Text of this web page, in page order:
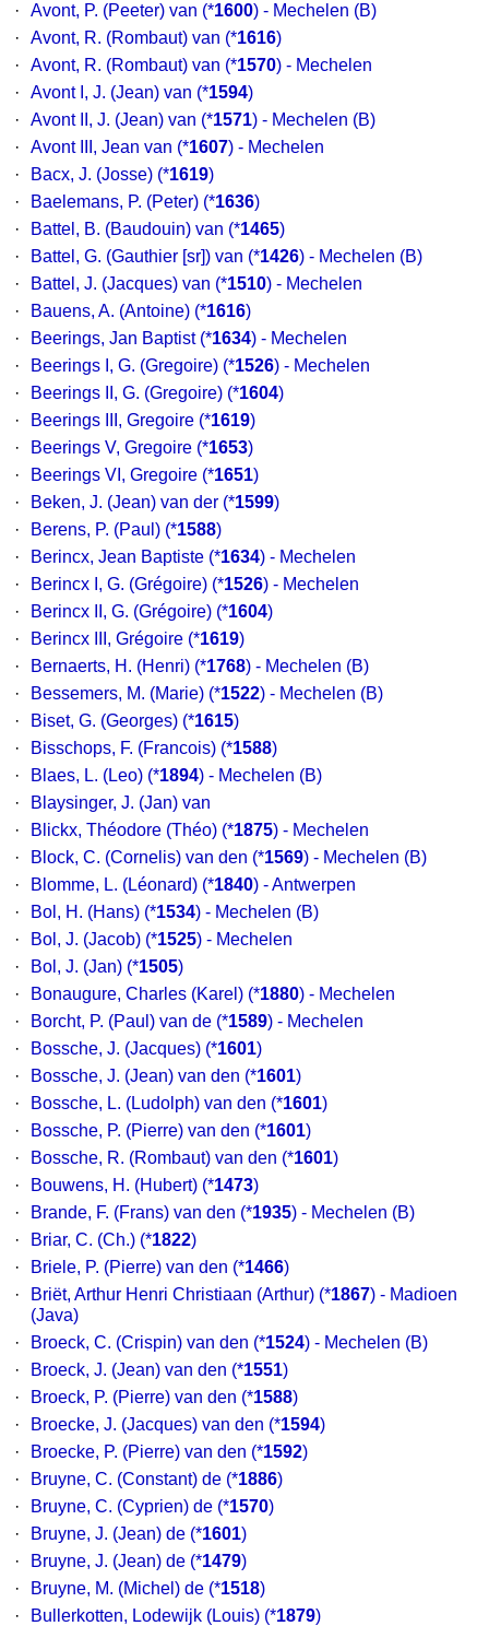
·
Avont, P. (Peeter) van (*1600) - Mechelen (B)
·
Avont, R. (Rombaut) van (*1616)
·
Avont, R. (Rombaut) van (*1570) - Mechelen
·
Avont I, J. (Jean) van (*1594)
·
Avont II, J. (Jean) van (*1571) - Mechelen (B)
·
Avont III, Jean van (*1607) - Mechelen
·
Bacx, J. (Josse) (*1619)
·
Baelemans, P. (Peter) (*1636)
·
Battel, B. (Baudouin) van (*1465)
·
Battel, G. (Gauthier [sr]) van (*1426) - Mechelen (B)
·
Battel, J. (Jacques) van (*1510) - Mechelen
·
Bauens, A. (Antoine) (*1616)
·
Beerings, Jan Baptist (*1634) - Mechelen
·
Beerings I, G. (Gregoire) (*1526) - Mechelen
·
Beerings II, G. (Gregoire) (*1604)
·
Beerings III, Gregoire (*1619)
·
Beerings V, Gregoire (*1653)
·
Beerings VI, Gregoire (*1651)
·
Beken, J. (Jean) van der (*1599)
·
Berens, P. (Paul) (*1588)
·
Berincx, Jean Baptiste (*1634) - Mechelen
·
Berincx I, G. (Grégoire) (*1526) - Mechelen
·
Berincx II, G. (Grégoire) (*1604)
·
Berincx III, Grégoire (*1619)
·
Bernaerts, H. (Henri) (*1768) - Mechelen (B)
·
Bessemers, M. (Marie) (*1522) - Mechelen (B)
·
Biset, G. (Georges) (*1615)
·
Bisschops, F. (Francois) (*1588)
·
Blaes, L. (Leo) (*1894) - Mechelen (B)
·
Blaysinger, J. (Jan) van
·
Blickx, Théodore (Théo) (*1875) - Mechelen
·
Block, C. (Cornelis) van den (*1569) - Mechelen (B)
·
Blomme, L. (Léonard) (*1840) - Antwerpen
·
Bol, H. (Hans) (*1534) - Mechelen (B)
·
Bol, J. (Jacob) (*1525) - Mechelen
·
Bol, J. (Jan) (*1505)
·
Bonaugure, Charles (Karel) (*1880) - Mechelen
·
Borcht, P. (Paul) van de (*1589) - Mechelen
·
Bossche, J. (Jacques) (*1601)
·
Bossche, J. (Jean) van den (*1601)
·
Bossche, L. (Ludolph) van den (*1601)
·
Bossche, P. (Pierre) van den (*1601)
·
Bossche, R. (Rombaut) van den (*1601)
·
Bouwens, H. (Hubert) (*1473)
·
Brande, F. (Frans) van den (*1935) - Mechelen (B)
·
Briar, C. (Ch.) (*1822)
·
Briele, P. (Pierre) van den (*1466)
·
Briët, Arthur Henri Christiaan (Arthur) (*1867) - Madioen
(Java)
·
Broeck, C. (Crispin) van den (*1524) - Mechelen (B)
·
Broeck, J. (Jean) van den (*1551)
·
Broeck, P. (Pierre) van den (*1588)
·
Broecke, J. (Jacques) van den (*1594)
·
Broecke, P. (Pierre) van den (*1592)
·
Bruyne, C. (Constant) de (*1886)
·
Bruyne, C. (Cyprien) de (*1570)
·
Bruyne, J. (Jean) de (*1601)
·
Bruyne, J. (Jean) de (*1479)
·
Bruyne, M. (Michel) de (*1518)
·
Bullerkotten, Lodewijk (Louis) (*1879)